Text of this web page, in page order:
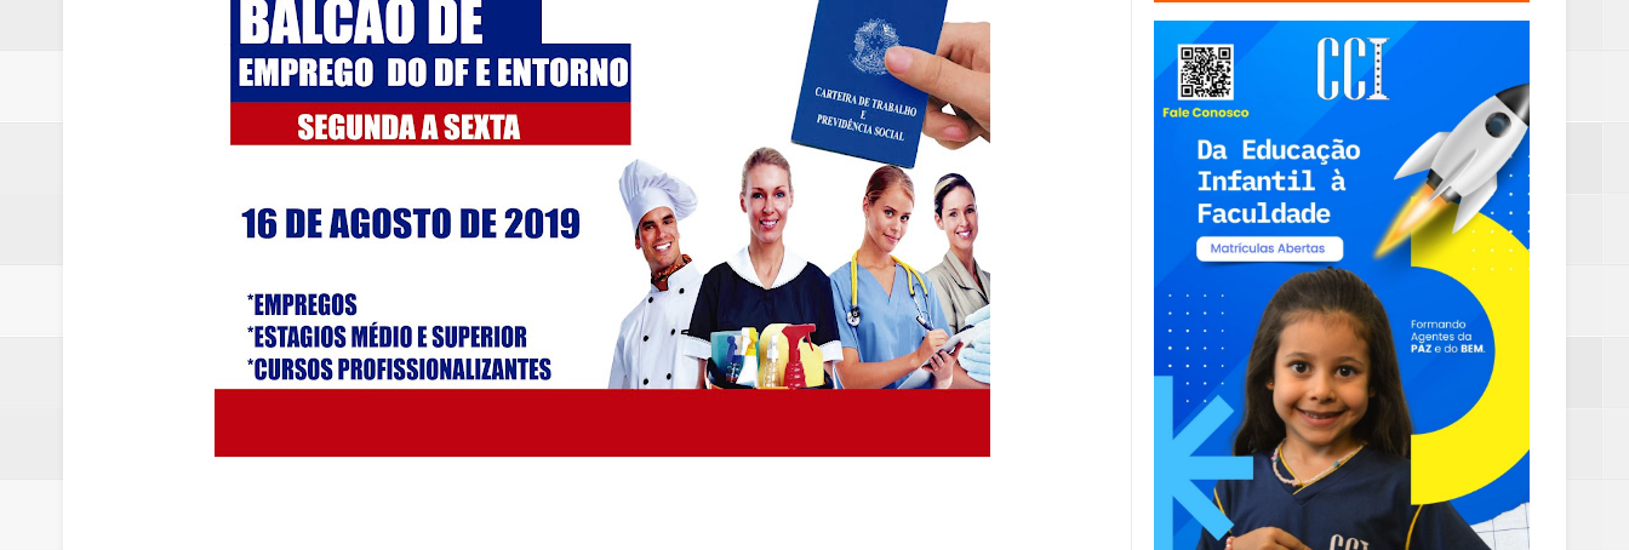
Agência do Trabalhador de Samambaia oferece 806 vagas de emprego nesta quinta-feira
Nova mistura de 32% de etanol altera dinâmica dos postos e exige atenção de motoristas de Samambaia
Campanha para Transplante do Padre Lucas de Samambaia entra em mês decisivo com 72% da meta alcançada
Relatório apontou riscos no aterro sanitário de Samambaia meses antes de morte de trabalhador
Renata D'Aguiar intensifica ações sociais e cobrança por melhorias em Samambaia
Moradores encontram quase 50 escorpiões em boca de lobo em Samambaia
Homem é socorrido após ser vítima de agressão em Samambaia